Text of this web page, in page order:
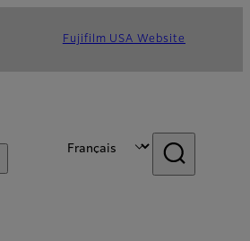
Fujifilm USA Website